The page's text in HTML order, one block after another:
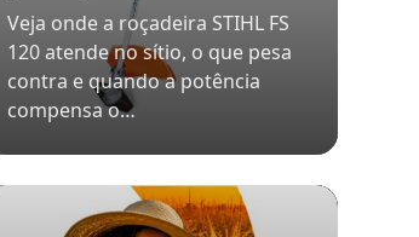
Veja onde a roçadeira STIHL FS
120 atende no sítio, o que pesa
contra e quando a potência
compensa o…